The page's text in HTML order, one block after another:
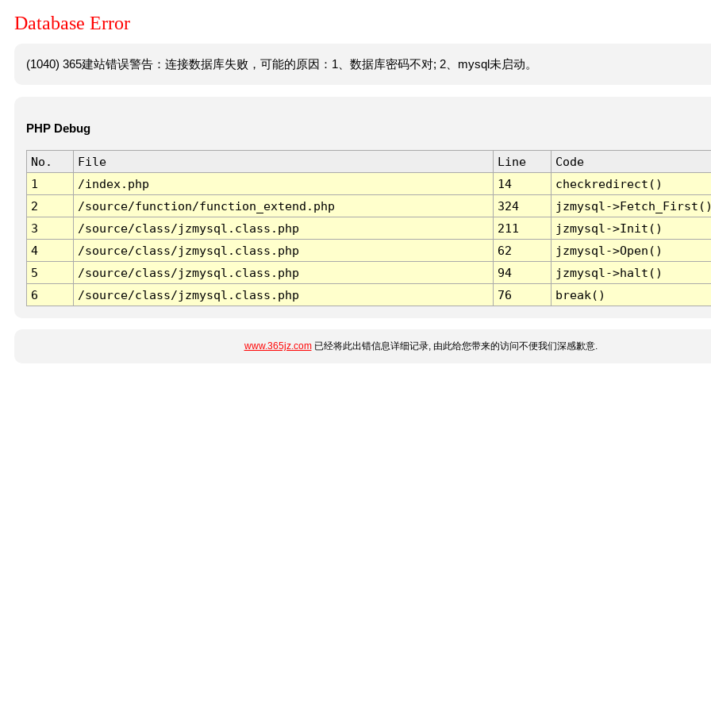
Database Error
(1040) 365建站错误警告：连接数据库失败，可能的原因：1、数据库密码不对; 2、mysql未启动。
PHP Debug
No. File Line
Code
1
/index.php 14
checkredirect()
2
/source/function/function_extend.php 324
jzmysql-
3
/source/class/jzmysql.class.php 211
jzmysql->Init()
4
/source/class/jzmysql.class.php 62
jzmysql->Open()
5
/source/class/jzmysql.class.php 94
jzmysql->halt()
6
/source/class/jzmysql.class.php 76 break()
www.365jz.com已经将此出错信息详细记录, 由此给您带来的访问不便我们深感歉意.